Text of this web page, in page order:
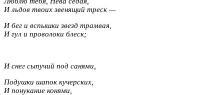
И льдов твоих звенящий треск —
И бег и вспышки звезд трамвая,
И гул и проволоки блеск;
И снег сыпучий под санями,
Подушки шапок кучерских,
И понукание конями,